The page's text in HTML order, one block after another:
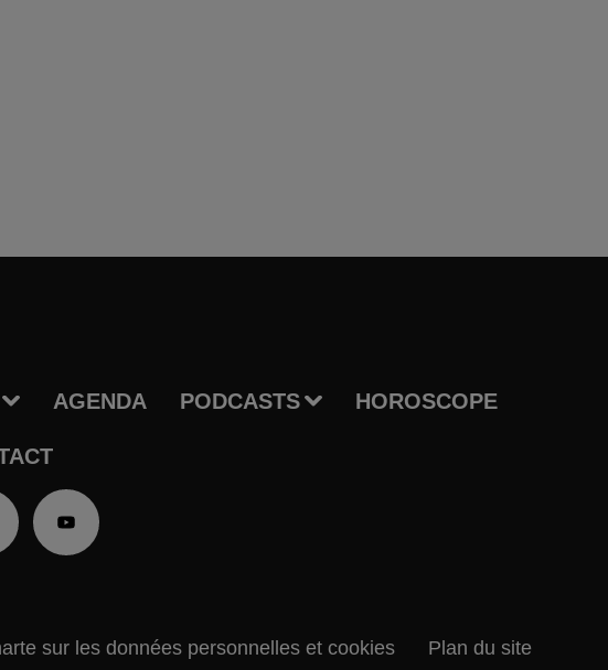
AGENDA PODCASTS HOROSCOPE
sur les données personnelles et cookies Plan du site